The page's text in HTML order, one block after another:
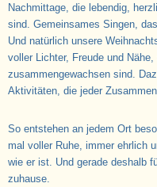
Nachmittage, die lebendig,
sind. Gemeinsames Singen,
Und natürlich unsere
voller Lichter, Freude und
zusammengewachsen sind.
Aktivitäten, die jeder
So entstehen an jedem Ort
mal voller Ruhe, immer ehrlich
wie er ist. Und gerade deshalb
zuhause.